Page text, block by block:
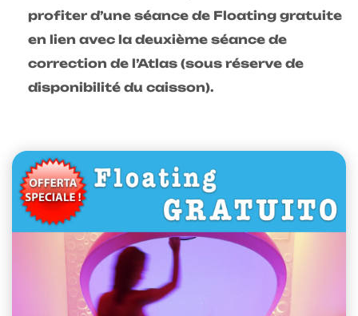
profiter d’une séance de Floating gratuite
en lien avec la deuxième séance de
correction de l’Atlas (sous réserve de
disponibilité du caisson).